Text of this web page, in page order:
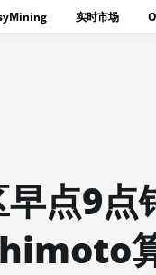
实时市场
点9点